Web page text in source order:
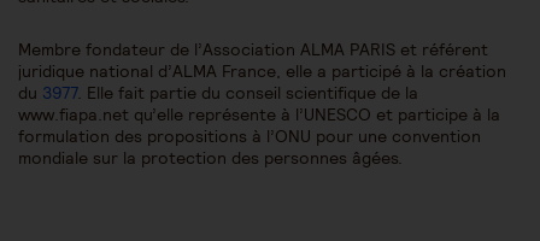
Membre fondateur de l’Association ALMA PARIS et référent
juridique national d’ALMA France, elle a participé à la création
du 3977. Elle fait partie du conseil scientifique de la
www.fiapa.net qu’elle représente à l’UNESCO et participe à la
formulation des propositions à l’ONU pour une convention
mondiale sur la protection des personnes âgées.